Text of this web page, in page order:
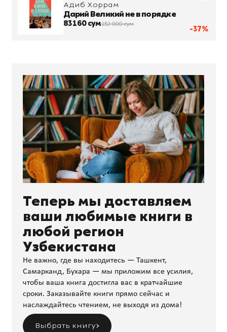
-37%
Адиб Хоррам
Дарий Великий не в порядке
83 160 сум132 000 сум
Теперь мы доставляем
ваши любимые книги в
любой регион
Узбекистана
Не важно, где вы находитесь — Ташкент,
Самарканд, Бухара — мы приложим все усилия,
чтобы ваша книга достигла вас в кратчайшие
сроки. Заказывайте книги прямо сейчас и
наслаждайтесь чтением, не выходя из дома!
Выбрать книгу